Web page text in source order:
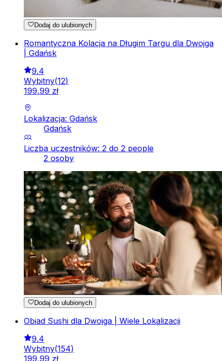
Dodaj do ulubionych
Romantyczna Kolacja na Długim Targu dla Dwojga
| Gdańsk
9.4
Wybitny(12)
199,99 zł
Lokalizacja: Gdańsk
Gdańsk
Liczba uczestników: 2 do 2 people
2 osoby
Dodaj do ulubionych
Obiad Sushi dla Dwojga | Wiele Lokalizacji
9.4
Wybitny(154)
199,99 zł